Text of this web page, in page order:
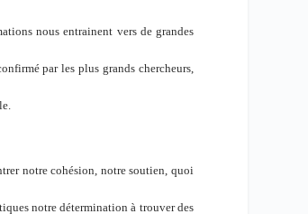
nous entrainent vers de grandes
par les plus grands chercheurs,
notre cohésion, notre soutien, quoi
notre détermination à trouver des